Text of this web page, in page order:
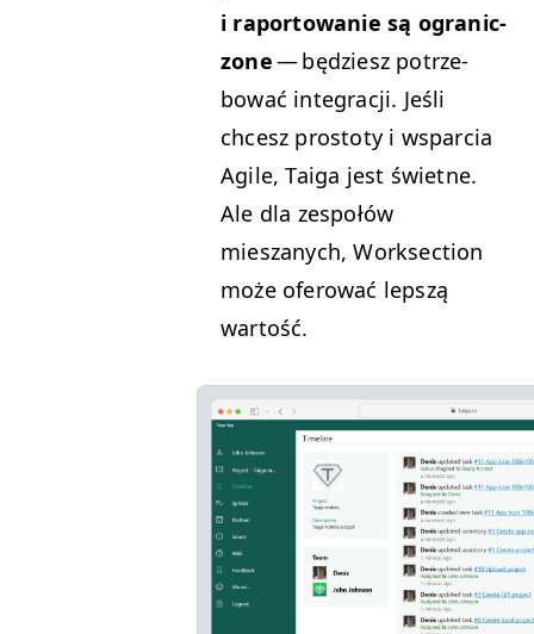
i rapor­towanie są ogranic­
zone— będziesz potrze­
bować inte­gracji. Jeśli
chcesz pros­to­ty i wspar­cia
Agile, Taiga jest świetne.
Ale dla zespołów
mieszanych, Work­sec­tion
może ofer­ować lep­szą
wartość.